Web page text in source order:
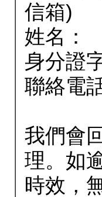
信箱)
姓名：
身分證
聯絡電
我們會
理。如
時效，